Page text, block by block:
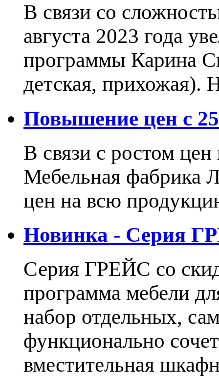
В связи со
августа 2023 года
программы Карина
детская, прихожая).
Повышение цен с
В связи с ростом
Мебельная
цен на всю
Новинка - Серия
Серия ГРЕЙС со
программа мебели
набор отдельных,
функционально
вместительная